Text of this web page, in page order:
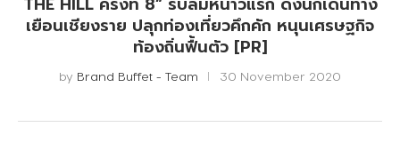
เยือนเชียงราย ปลุกท่องเที่ยวคึกคัก หนุนเศรษฐกิจ
ท้องถิ่นฟื้นตัว [PR]
by Brand Buffet - Team 30 November 2020